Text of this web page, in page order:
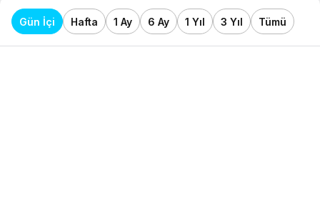
Gün İçi Hafta 1 Ay 6 Ay 1 Yıl 3 Yıl Tümü